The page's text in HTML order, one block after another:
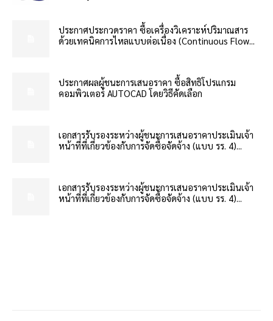
ประกาศประกวดราคา ซื้อเครื่องวิเคราะห์ปริมาณสาร
ด้วยเทคนิคการไหลแบบต่อเนื่อง (Continuous Flow...
ประกาศผลผู้ชนะการเสนอราคา ซื้อสิทธิโปรแกรม
คอมพิวเตอร์ AUTOCAD โดยวิธีคัดเลือก
เอกสารรับรองระหว่างผู้ชนะการเสนอราคาประเมินเจ้า
หน้าที่ที่เกี่ยวข้องกับการจัดซื้อจัดจ้าง (แบบ รร. 4)...
เอกสารรับรองระหว่างผู้ชนะการเสนอราคาประเมินเจ้า
หน้าที่ที่เกี่ยวข้องกับการจัดซื้อจัดจ้าง (แบบ รร. 4)...